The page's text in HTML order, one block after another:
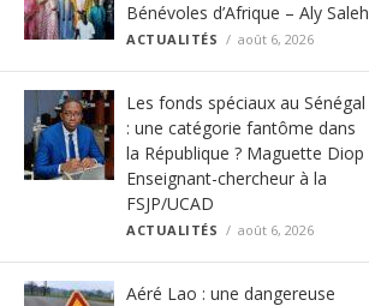
Bénévoles d’Afrique – Aly Saleh
ACTUALITÉS août 6, 2026
Les fonds spéciaux au Sénégal
: une catégorie fantôme dans
la République ? Maguette Diop
Enseignant-chercheur à la
FSJP/UCAD
ACTUALITÉS août 6, 2026
Aéré Lao : une dangereuse